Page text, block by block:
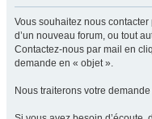
Vous souhaitez nous
d’un nouveau forum, ou tout
Contactez-nous par mail en
demande en « objet ».
Nous traiterons votre